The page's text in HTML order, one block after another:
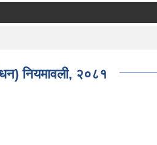
नियमावली, २०८१